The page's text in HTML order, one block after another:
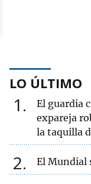
LO ÚLTIMO
1
El guardia
expareja
la taquilla
2 El Mundial